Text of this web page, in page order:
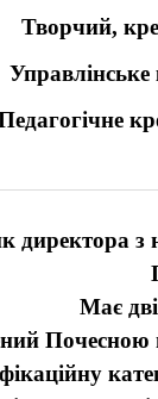
Творчий,
директора з
Має
Почесною